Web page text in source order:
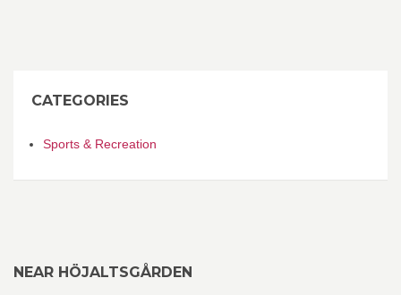
CATEGORIES
Sports & Recreation
NEAR HÖJALTSGÅRDEN